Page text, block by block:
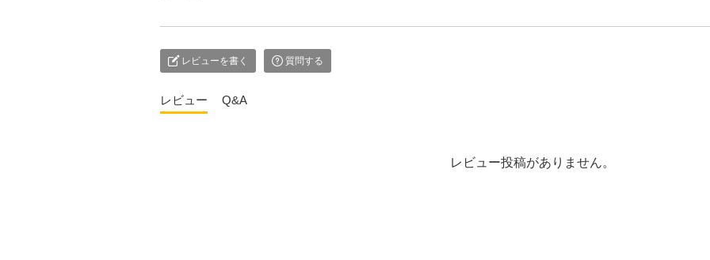
レビューを書く 質問する
レビュー Q&A
レビュー投稿がありません。